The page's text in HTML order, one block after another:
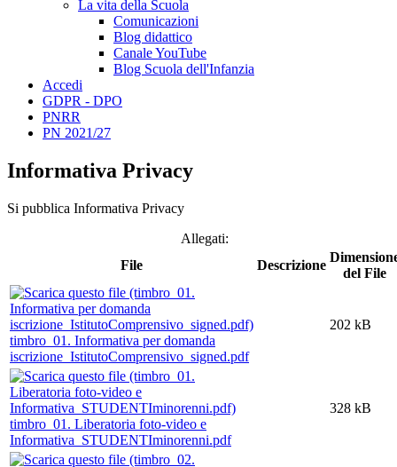
La vita della Scuola
Comunicazioni
Blog didattico
Canale YouTube
Blog Scuola dell'Infanzia
Accedi
GDPR - DPO
PNRR
PN 2021/27
Informativa Privacy
Si pubblica Informativa Privacy
Allegati:
File
Descrizione
del File
timbro_01. Informativa per domanda
iscrizione_IstitutoComprensivo_signed.pdf
202 kB
timbro_01. Liberatoria foto-video e
Informativa_STUDENTIminorenni.pdf
328 kB